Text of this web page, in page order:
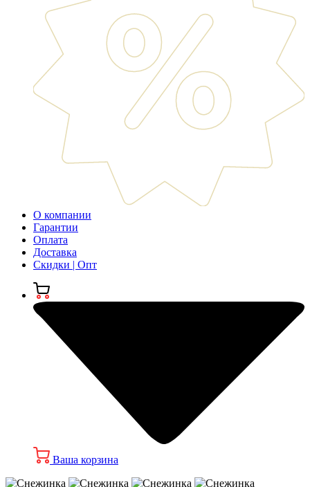
О компании
Гарантии
Оплата
Доставка
Скидки | Опт
Ваша корзина